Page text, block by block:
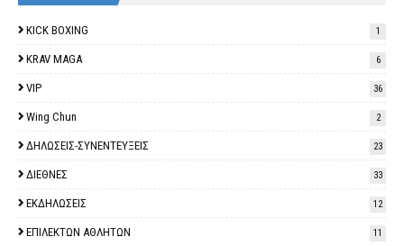
KICK BOXING 1
KRAV MAGA 6
VIP 36
Wing Chun 2
ΔΗΛΩΣΕΙΣ-ΣΥΝΕΝΤΕΥΞΕΙΣ 23
ΔΙΕΘΝΕΣ 33
ΕΚΔΗΛΩΣΕΙΣ 12
ΕΠΙΛΕΚΤΩΝ ΑΘΛΗΤΩΝ 11